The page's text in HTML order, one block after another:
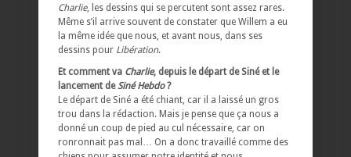
Charlie, les dessins qui se percutent sont assez rares.
Même s’il arrive souvent de constater que Willem a eu
la même idée que nous, et avant nous, dans ses
dessins pour Libération.
Et comment va Charlie, depuis le départ de Siné et le
lancement deSiné Hebdo?
Le départ de Siné a été chiant, car il a laissé un gros
trou dans la rédaction. Mais je pense que ça nous a
donné un coup de pied au cul nécessaire, car on
ronronnait pas mal… On a donc travaillé comme des